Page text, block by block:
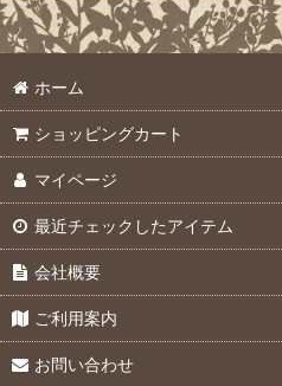
ホーム
ショッピングカート
マイページ
最近チェックしたアイテム
会社概要
ご利用案内
お問い合わせ